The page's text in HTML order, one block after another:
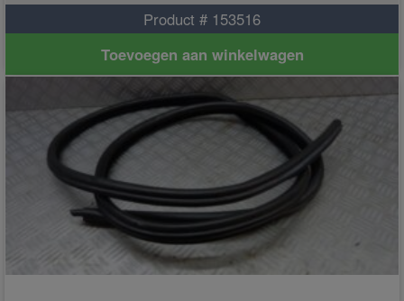
Product # 153516
Toevoegen aan winkelwagen